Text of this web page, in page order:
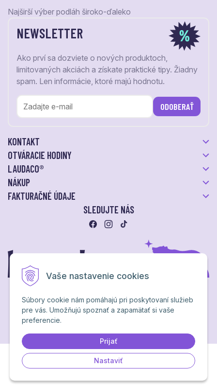
Vaše nastavenie cookies
Súbory cookie nám pomáhajú pri poskytovaní služieb
pre vás. Umožňujú spoznať a zapamätať si vaše
preferencie.
Prijať
Nastaviť
Najširší výber podláh široko-ďaleko
NEWSLETTER
Ako prví sa dozviete o nových produktoch,
limitovaných akciách a získate praktické tipy. Žiadny
spam. Len informácie, ktoré majú hodnotu.
ODOBERAŤ
KONTAKT
OTVÁRACIE HODINY
LAUDACO®
NÁKUP
FAKTURAČNÉ ÚDAJE
SLEDUJTE NÁS
Ochrana osobných údajov
NextShop&